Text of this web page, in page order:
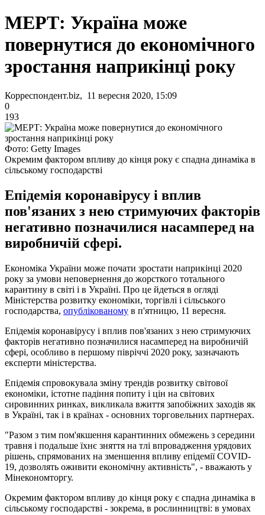
МЕРТ: Україна може
повернутися до економічного
зростання наприкінці року
Корреспондент.biz, 11 вересня 2020, 15:09
0
193
Фото: Getty Images
Окремим фактором впливу до кінця року є спадна динаміка в
сільському господарстві
Епідемія коронавірусу і вплив
пов'язаних з нею стримуючих факторів
негативно позначилися насамперед на
виробничій сфері.
Економіка України може почати зростати наприкінці 2020
року за умови неповернення до жорсткого тотального
карантину в світі і в Україні. Про це йдеться в огляді
Міністерства розвитку економіки, торгівлі і сільського
господарства, опублікованому в п'ятницю, 11 вересня.
Епідемія коронавірусу і вплив пов'язаних з нею стримуючих
факторів негативно позначилися насамперед на виробничій
сфері, особливо в першому півріччі 2020 року, зазначають
експерти міністерства.
Епідемія спровокувала зміну трендів розвитку світової
економіки, істотне падіння попиту і цін на світових
сировинних ринках, викликала вжиття запобіжних заходів як
в Україні, так і в країнах - основних торговельних партнерах.
"Разом з тим пом'якшення карантинних обмежень з середини
травня і подальше їхнє зняття на тлі впровадження урядових
рішень, спрямованих на зменшення впливу епідемії COVID-
19, дозволять оживити економічну активність", - вважають у
Мінекономторгу.
Окремим фактором впливу до кінця року є спадна динаміка в
сільському господарстві - зокрема, в рослинництві: в умовах